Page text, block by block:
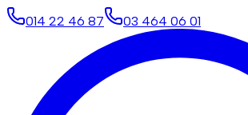
014 22 46 87 03 464 06 01